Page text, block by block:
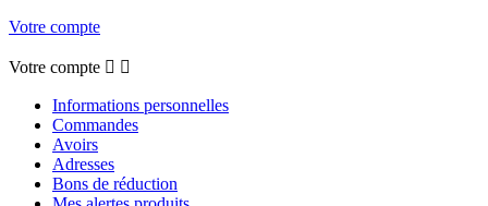
Votre compte
Votre compte  
Informations personnelles
Commandes
Avoirs
Adresses
Bons de réduction